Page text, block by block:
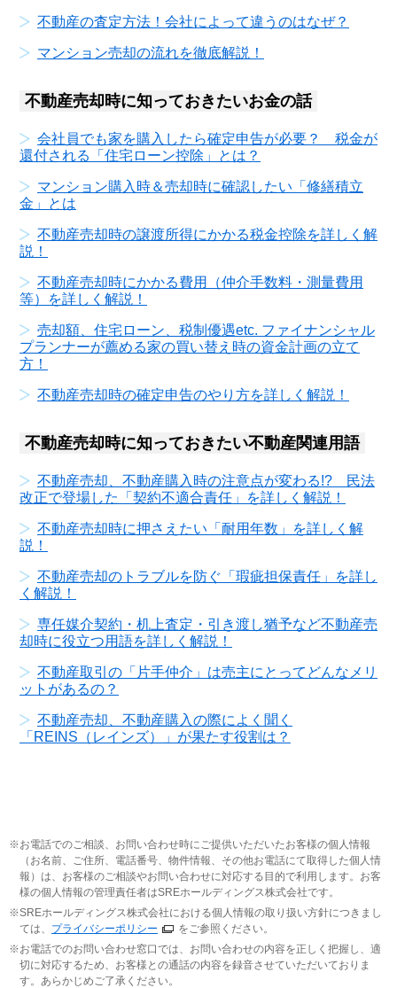
不動産の査定方法！会社によって違うのはなぜ？
マンション売却の流れを徹底解説！
不動産売却時に知っておきたいお金の話
会社員でも家を購入したら確定申告が必要？ 税金が
還付される「住宅ローン控除」とは？
マンション購入時＆売却時に確認したい「修繕積立
金」とは
不動産売却時の譲渡所得にかかる税金控除を詳しく解
説！
不動産売却時にかかる費用（仲介手数料・測量費用
等）を詳しく解説！
売却額、住宅ローン、税制優遇etc. ファイナンシャル
プランナーが薦める家の買い替え時の資金計画の立て
方！
不動産売却時の確定申告のやり方を詳しく解説！
不動産売却時に知っておきたい不動産関連用語
不動産売却、不動産購入時の注意点が変わる!? 民法
改正で登場した「契約不適合責任」を詳しく解説！
不動産売却時に押さえたい「耐用年数」を詳しく解
説！
不動産売却のトラブルを防ぐ「瑕疵担保責任」を詳し
く解説！
専任媒介契約・机上査定・引き渡し猶予など不動産売
却時に役立つ用語を詳しく解説！
不動産取引の「片手仲介」は売主にとってどんなメリ
ットがあるの？
不動産売却、不動産購入の際によく聞く
「REINS（レインズ）」が果たす役割は？
お電話でのご相談、お問い合わせ時にご提供いただいたお客様の個人情報
（お名前、ご住所、電話番号、物件情報、その他お電話にて取得した個人情
報）は、お客様のご相談やお問い合わせに対応する目的で利用します。お客
様の個人情報の管理責任者はSREホールディングス株式会社です。
SREホールディングス株式会社における個人情報の取り扱い方針につきまし
ては、 プライバシーポリシー
をご参照ください。
お電話でのお問い合わせ窓口では、お問い合わせの内容を正しく把握し、適
切に対応するため、お客様との通話の内容を録音させていただいておりま
す。あらかじめご了承ください。